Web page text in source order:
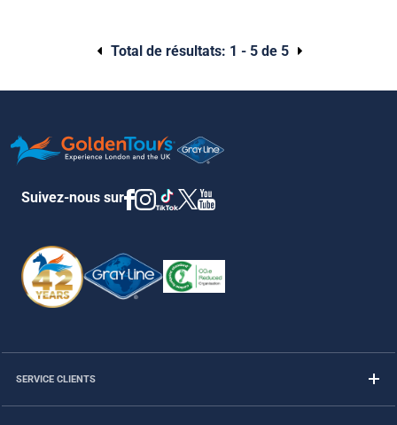
Total de résultats: 1 - 5 de 5
Suivez-nous sur
SERVICE CLIENTS